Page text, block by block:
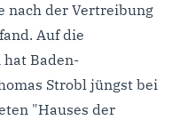
nach der Vertreibung
Auf die
hat Baden-
Strobl jüngst bei
"Hauses der